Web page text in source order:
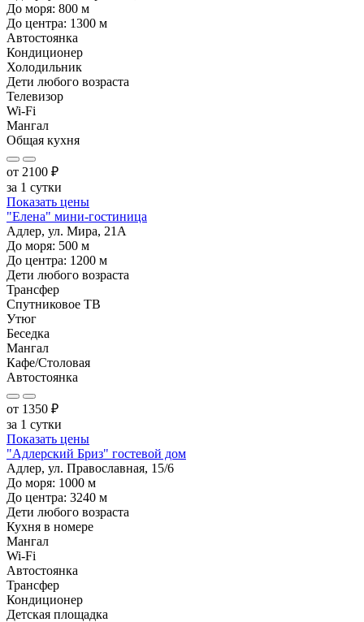
До моря: 800 м
До центра: 1300 м
Автостоянка
Кондиционер
Холодильник
Дети любого возраста
Телевизор
Wi-Fi
Мангал
Общая кухня
от 2100 ₽
за 1 сутки
Показать цены
"Елена" мини-гостиница
Адлер, ул. Мира, 21А
До моря: 500 м
До центра: 1200 м
Дети любого возраста
Трансфер
Спутниковое ТВ
Утюг
Беседка
Мангал
Кафе/Столовая
Автостоянка
от 1350 ₽
за 1 сутки
Показать цены
"Адлерский Бриз" гостевой дом
Адлер, ул. Православная, 15/6
До моря: 1000 м
До центра: 3240 м
Дети любого возраста
Кухня в номере
Мангал
Wi-Fi
Автостоянка
Трансфер
Кондиционер
Детская площадка